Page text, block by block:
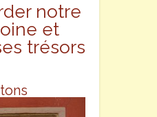
notre
et
trésors